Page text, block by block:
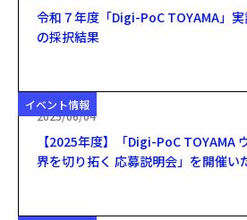
令和７年度「Digi-PoC TOYAMA」
の採択結果
イベント情報
2025/06/04
【2025年度】「Digi-PoC TOYAMA
界を切り拓く 応募説明会」を開催い